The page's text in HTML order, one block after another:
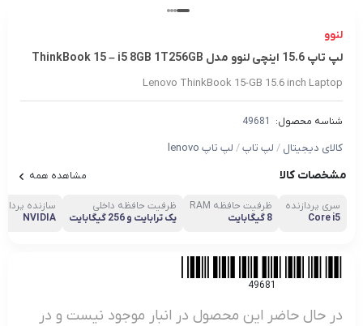
لنوو
لپ تاپ 15.6 اینچی لنوو مدل ThinkBook 15 – i5 8GB 1T256GB
Lenovo ThinkBook 15-GB 15.6 inch Laptop
شناسه محصول: 49681
کالای دیجیتال / لپ تاپ/ لپ تاپ lenovo
مشخصات کالا مشاهده همه
سری پردازنده
Core i5
ظرفیت حافظه RAM
8 گیگابایت
ظرفیت حافظه داخلی
یک ترابایت و 256 گیگابایت
سازنده
NVIDIA
49681
در حال حاضر این محصول در انبار موجود نیست و در